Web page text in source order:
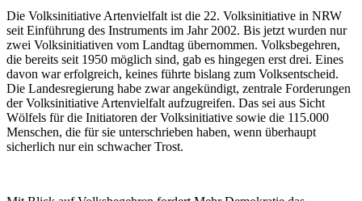
Die Volksinitiative Artenvielfalt ist die 22. Volksinitiative in NRW
seit Einführung des Instruments im Jahr 2002. Bis jetzt wurden nur
zwei Volksinitiativen vom Landtag übernommen. Volksbegehren,
die bereits seit 1950 möglich sind, gab es hingegen erst drei. Eines
davon war erfolgreich, keines führte bislang zum Volksentscheid.
Die Landesregierung habe zwar angekündigt, zentrale Forderungen
der Volksinitiative Artenvielfalt aufzugreifen. Das sei aus Sicht
Wölfels für die Initiatoren der Volksinitiative sowie die 115.000
Menschen, die für sie unterschrieben haben, wenn überhaupt
sicherlich nur ein schwacher Trost.